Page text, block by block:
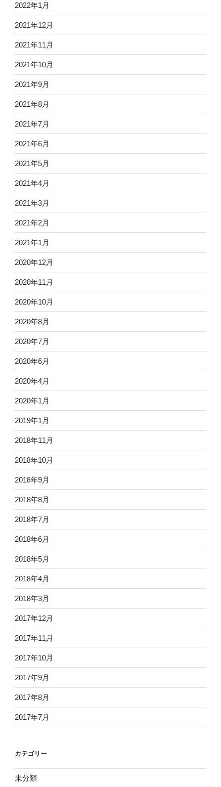
2022年1月
2021年12月
2021年11月
2021年10月
2021年9月
2021年8月
2021年7月
2021年6月
2021年5月
2021年4月
2021年3月
2021年2月
2021年1月
2020年12月
2020年11月
2020年10月
2020年8月
2020年7月
2020年6月
2020年4月
2020年1月
2019年1月
2018年11月
2018年10月
2018年9月
2018年8月
2018年7月
2018年6月
2018年5月
2018年4月
2018年3月
2017年12月
2017年11月
2017年10月
2017年9月
2017年8月
2017年7月
カテゴリー
未分類